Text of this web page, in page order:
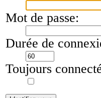
Mot de passe:
Durée de
Toujours